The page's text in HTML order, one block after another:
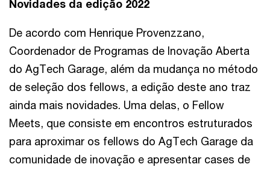
Novidades da edição 2022
De acordo com Henrique Provenzzano,
Coordenador de Programas de Inovação Aberta
do AgTech Garage, além da mudança no método
de seleção dos fellows, a edição deste ano traz
ainda mais novidades. Uma delas, o Fellow
Meets, que consiste em encontros estruturados
para aproximar os fellows do AgTech Garage da
comunidade de inovação e apresentar cases de